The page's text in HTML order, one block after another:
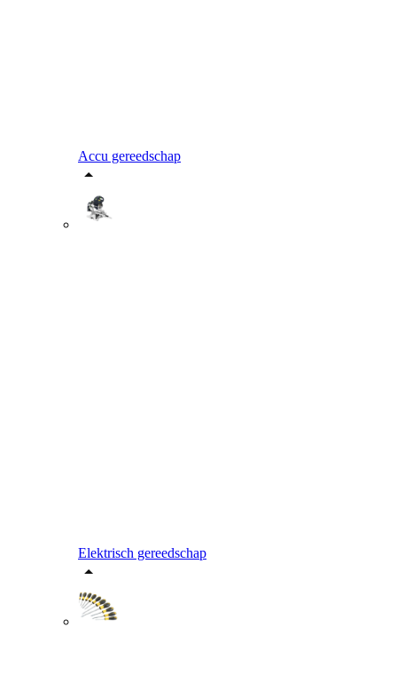
Accu gereedschap
Elektrisch gereedschap